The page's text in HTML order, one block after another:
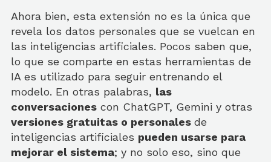
Ahora bien, esta extensión no es la única que
revela los datos personales que se vuelcan en
las inteligencias artificiales. Pocos saben que,
lo que se comparte en estas herramientas de
IA es utilizado para seguir entrenando el
modelo. En otras palabras, las
conversaciones con ChatGPT, Gemini y otras
versiones gratuitas o personales de
inteligencias artificiales pueden usarse para
mejorar el sistema; y no solo eso, sino que